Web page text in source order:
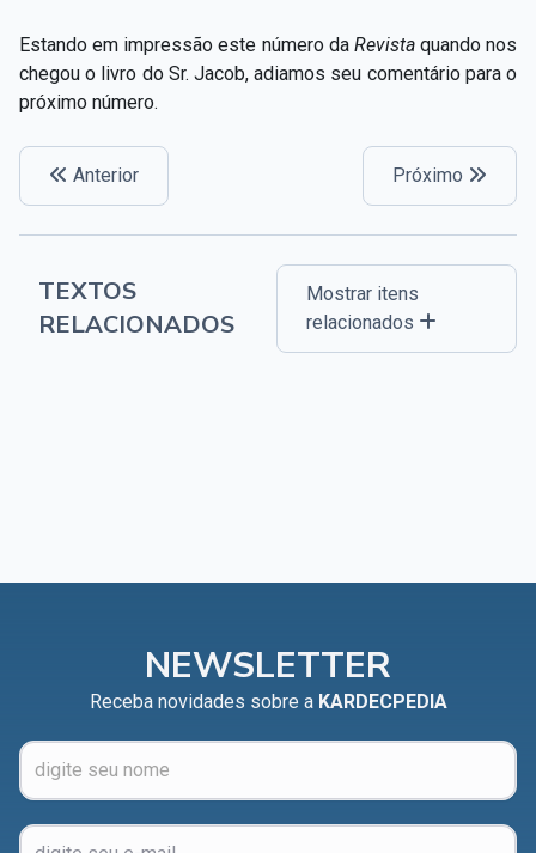
Estando em impressão este número da Revistaquando nos
chegou o livro do Sr. Jacob, adiamos seu comentário para o
próximo número.
Anterior Próximo
TEXTOS
RELACIONADOS
Mostrar itens
relacionados
NEWSLETTER
Receba novidades sobre a KARDECPEDIA